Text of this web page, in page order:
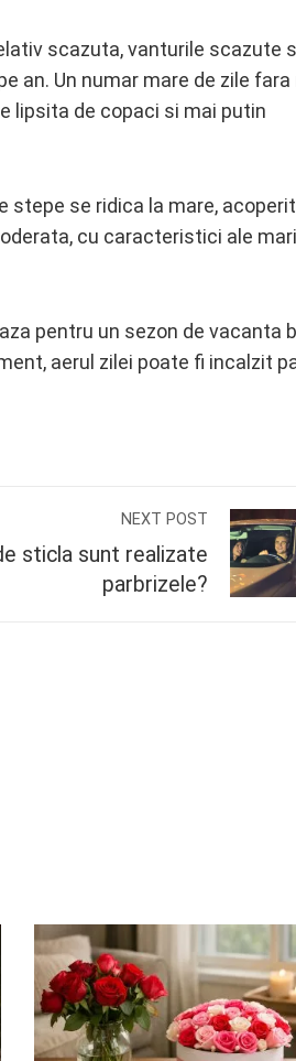
scazuta, vanturile scazute
an. Un numar mare de zile fara
lipsita de copaci si mai putin
se ridica la mare,
cu caracteristici ale
pentru un sezon de vacanta
aerul zilei poate fi incalzit
NEXT POST
sticla sunt realizate
parbrizele?